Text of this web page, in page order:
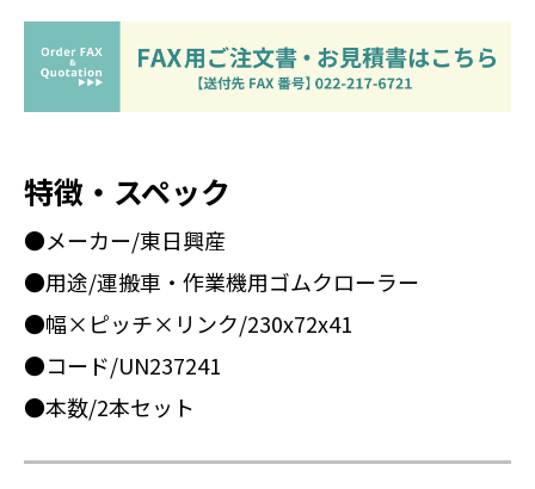
特徴・スペック
●メーカー/東日興産
●用途/運搬車・作業機用ゴムクローラー
●幅×ピッチ×リンク/230x72x41
●コード/UN237241
●本数/2本セット